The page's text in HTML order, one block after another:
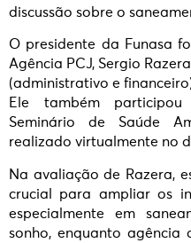
discussão sobre o
O presidente da Funasa
Agência PCJ, Sergio
(administrativo e
Ele também
Seminário de Saúde
realizado virtualmente no
Na avaliação de Razera,
crucial para ampliar os
especialmente em
sonho, enquanto agência